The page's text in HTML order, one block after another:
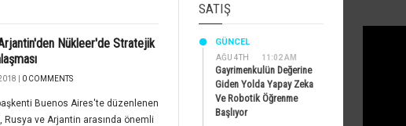
Nükleer'de Stratejik
| 0 COMMENTS
Buenos Aires'te düzenlenen
Rusya ve Arjantin arasında önemli
SATIŞ
AĞU 4TH 11:02 AM
GÜNCEL
Gayrimenkulün Değerine
Giden Yolda Yapay Zeka
Ve Robotik Öğrenme
Başlıyor